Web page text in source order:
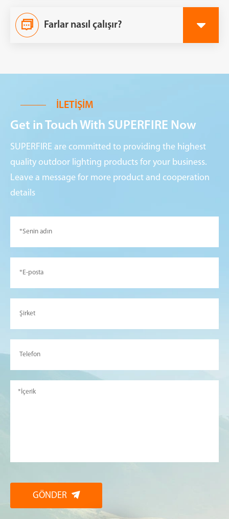
 Farlar nasıl çalışır?
İLETIŞIM
Get in Touch With SUPERFIRE Now
SUPERFIRE are committed to providing the highest
quality outdoor lighting products for your business.
Leave a message for more product and cooperation
details
GÖNDER 